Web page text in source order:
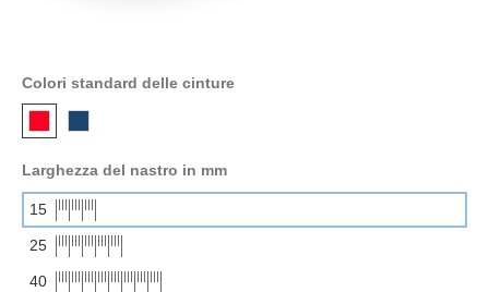
Colori standard delle cinture
Larghezza del nastro in mm
15
25
40